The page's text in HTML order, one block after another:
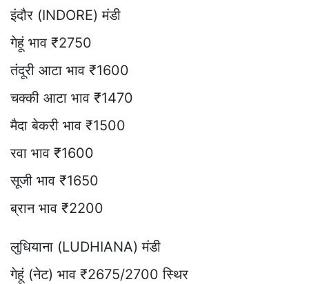
इंदौर (INDORE) मंडी
गेहूं भाव ₹2750
तंदूरी आटा भाव ₹1600
चक्की आटा भाव ₹1470
मैदा बेकरी भाव ₹1500
रवा भाव ₹1600
सूजी भाव ₹1650
ब्रान भाव ₹2200
लुधियाना (LUDHIANA) मंडी
गेहूं (नेट) भाव ₹2675/2700 स्थिर